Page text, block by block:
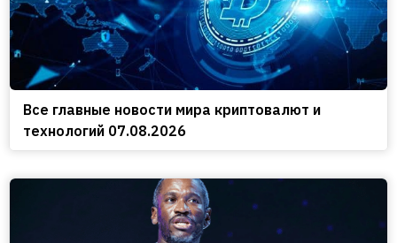
Все главные новости мира криптовалют и
технологий 07.08.2026